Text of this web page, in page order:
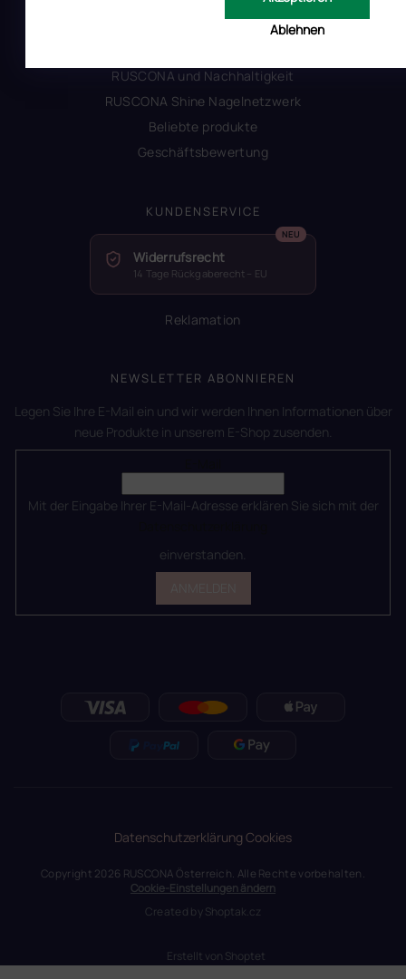
Ablehnen
Alles zum Verbot von TPO
RUSCONA und Nachhaltigkeit
RUSCONA Shine Nagelnetzwerk
Beliebte produkte
Geschäftsbewertung
KUNDENSERVICE
Widerrufsrecht
14 Tage Rückgaberecht – EU
Reklamation
NEWSLETTER ABONNIEREN
Legen Sie Ihre E-Mail ein und wir werden Ihnen Informationen über
neue Produkte in unserem E-Shop zusenden.
Mit der Eingabe Ihrer E-Mail-Adresse erklären Sie sich mit der
einverstanden.
DatenschutzerklärungCookies
Erstellt von Shoptet
Copyright 2026 RUSCONA Österreich. Alle Rechte vorbehalten.
Cookie-Einstellungen ändern
Created byShoptak.cz